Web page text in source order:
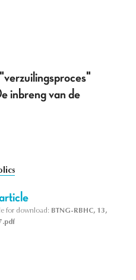
inbreng van de
for download: BTNG-RBHC, 13,